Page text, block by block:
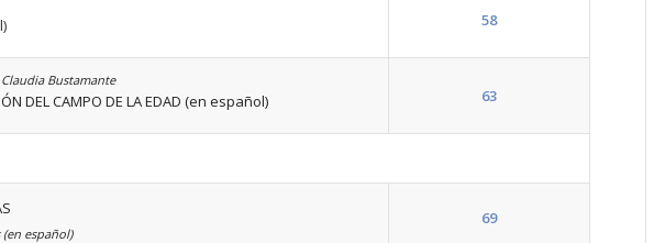
58
Bustamante
DEL CAMPO DE LA EDAD (en español) 63
español)
69